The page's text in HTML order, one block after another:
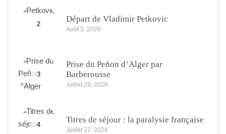
2
Départ de Vladimir Petkovic
Août 3, 2026
3
Prise du Peñon d’Alger par
Barberousse
Juillet 29, 2026
4
Titres de séjour : la paralysie française
Juillet 27, 2026